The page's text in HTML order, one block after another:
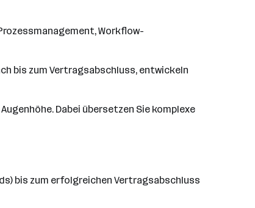
Workflow-
bis zum Vertragsabschluss, entwickeln
Dabei übersetzen Sie komplexe
bis zum erfolgreichen Vertragsabschluss